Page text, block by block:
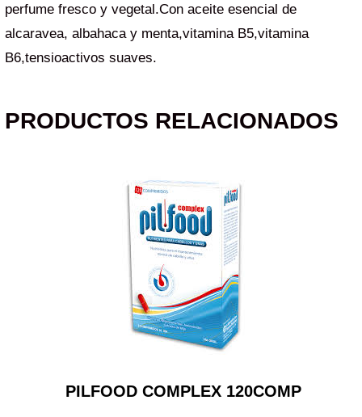
perfume fresco y vegetal.Con aceite esencial de
alcaravea, albahaca y menta,vitamina B5,vitamina
B6,tensioactivos suaves.
PRODUCTOS RELACIONADOS
PILFOOD COMPLEX 120COMP